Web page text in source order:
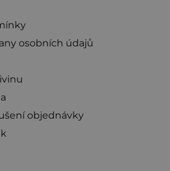
osobních údajů
objednávky